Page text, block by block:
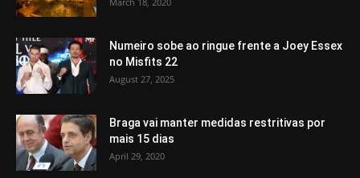
Numeiro sobe ao ringue frente a Joey Essex
no Misfits 22
August 27, 2025
Braga vai manter medidas restritivas por
mais 15 dias
April 29, 2020